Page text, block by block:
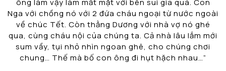
ông làm vậy làm mất mặt với bên sui gia quá. Con
Nga với chồng nó với 2 đứa cháu ngoại từ nước ngoài
về chúc Tết. Còn thằng Dương với nhà vợ nó ghé
qua, cùng cháu nội của chúng ta. Cả nhà lâu lắm mới
sum vầy, tụi nhỏ nhìn ngoan ghê, cho chúng chơi
chung… Thế mà bố con ông đi hụt hặch nhau…”